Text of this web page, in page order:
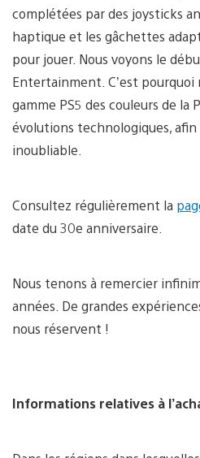
complétées par des joysticks
haptique et les gâchettes
pour jouer. Nous voyons le
Entertainment. C’est
gamme PS5 des couleurs de la
évolutions technologiques, afin
inoubliable.
Consultez régulièrement la
date du 30e anniversaire.
Nous tenons à remercier
années. De grandes
nous réservent !
Informations relatives à